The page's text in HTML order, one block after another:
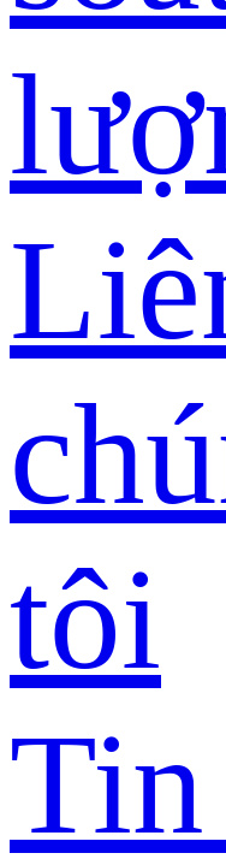
tôi